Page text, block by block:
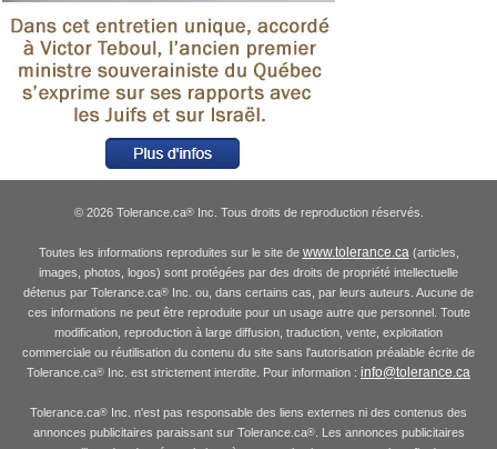
© 2026 Tolerance.ca®Inc. Tous droits de reproduction réservés.
Toutes les informations reproduites sur le site de www.tolerance.ca (articles,
images, photos, logos) sont protégées par des droits de propriété intellectuelle
détenus par Tolerance.ca® Inc. ou, dans certains cas, par leurs auteurs. Aucune de
ces informations ne peut être reproduite pour un usage autre que personnel. Toute
modification, reproduction à large diffusion, traduction, vente, exploitation
commerciale ou réutilisation du contenu du site sans l'autorisation préalable écrite de
Tolerance.ca® Inc. est strictement interdite. Pour information : info@tolerance.ca
Tolerance.ca® Inc. n'est pas responsable des liens externes ni des contenus des
annonces publicitaires paraissant sur Tolerance.ca®. Les annonces publicitaires